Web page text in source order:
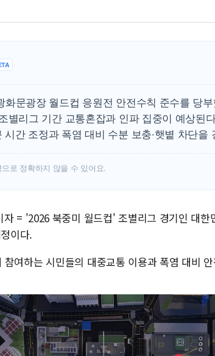
화문광장 월드컵 응원전 안전수칙 준수를 당
별리그 기간 교통혼잡과 인파 집중이 예상된
시간 조정과 폭염 대비 수분 보충·햇볕 차단을
로 정확하지 않을 수 있어요.
= '2026 북중미 월드컵' 조별리그 경기인 대한
이다.
참여하는 시민들의 대중교통 이용과 폭염 대비